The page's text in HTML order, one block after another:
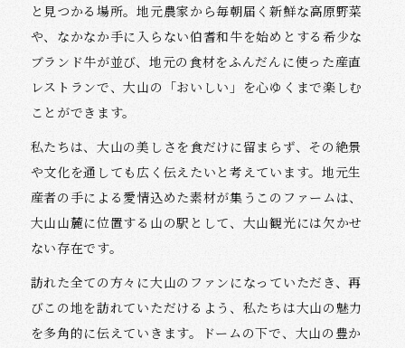
と見つかる場所。地元農家から毎朝届く新鮮な高原野菜
や、なかなか手に入らない伯耆和牛を始めとする希少な
ブランド牛が並び、地元の食材をふんだんに使った産直
レストランで、大山の「おいしい」を心ゆくまで楽しむ
ことができます。
私たちは、大山の美しさを食だけに留まらず、その絶景
や文化を通しても広く伝えたいと考えています。地元生
産者の手による愛情込めた素材が集うこのファームは、
大山山麓に位置する山の駅として、大山観光には欠かせ
ない存在です。
訪れた全ての方々に大山のファンになっていただき、再
びこの地を訪れていただけるよう、私たちは大山の魅力
を多角的に伝えていきます。ドームの下で、大山の豊か